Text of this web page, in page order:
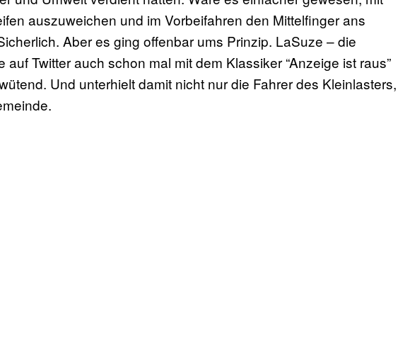
auszuweichen und im Vorbeifahren den Mittelfinger ans
Aber es ging offenbar ums Prinzip. LaSuze – die
Twitter auch schon mal mit dem Klassiker “Anzeige ist raus”
Und unterhielt damit nicht nur die Fahrer des Kleinlasters,